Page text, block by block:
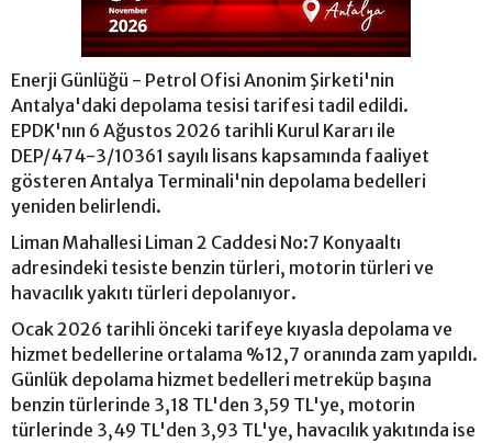
Enerji Günlüğü - Petrol Ofisi Anonim Şirketi'nin
Antalya'daki depolama tesisi tarifesi tadil edildi.
EPDK'nın 6 Ağustos 2026 tarihli Kurul Kararı ile
DEP/474-3/10361 sayılı lisans kapsamında faaliyet
gösteren Antalya Terminali'nin depolama bedelleri
yeniden belirlendi.
Liman Mahallesi Liman 2 Caddesi No:7 Konyaaltı
adresindeki tesiste benzin türleri, motorin türleri ve
havacılık yakıtı türleri depolanıyor.
Ocak 2026 tarihli önceki tarifeye kıyasla depolama ve
hizmet bedellerine ortalama %12,7 oranında zam yapıldı.
Günlük depolama hizmet bedelleri metreküp başına
benzin türlerinde 3,18 TL'den 3,59 TL'ye, motorin
türlerinde 3,49 TL'den 3,93 TL'ye, havacılık yakıtında ise